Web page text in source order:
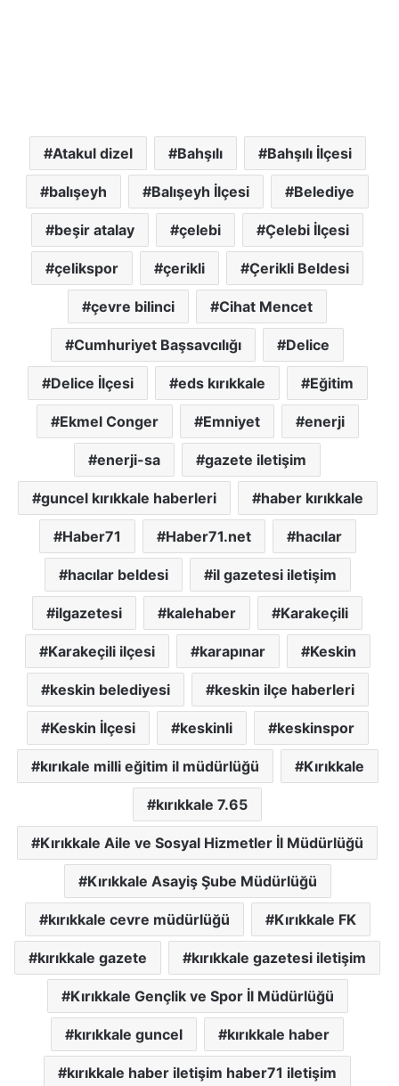
Atakul dizel Bahşılı Bahşılı İlçesi
balışeyh Balışeyh İlçesi Belediye
beşir atalay çelebi Çelebi İlçesi
çelikspor çerikli Çerikli Beldesi
çevre bilinci Cihat Mencet
Cumhuriyet Başsavcılığı Delice
Delice İlçesi eds kırıkkale Eğitim
Ekmel Conger Emniyet enerji
enerji-sa gazete iletişim
guncel kırıkkale haberleri haber kırıkkale
Haber71 Haber71.net hacılar
hacılar beldesi il gazetesi iletişim
ilgazetesi kalehaber Karakeçili
Karakeçili ilçesi karapınar Keskin
keskin belediyesi keskin ilçe haberleri
Keskin İlçesi keskinli keskinspor
kırıkale milli eğitim il müdürlüğü Kırıkkale
kırıkkale 7.65
Kırıkkale Aile ve Sosyal Hizmetler İl Müdürlüğü
Kırıkkale Asayiş Şube Müdürlüğü
kırıkkale cevre müdürlüğü Kırıkkale FK
kırıkkale gazete kırıkkale gazetesi iletişim
Kırıkkale Gençlik ve Spor İl Müdürlüğü
kırıkkale guncel kırıkkale haber
kırıkkale haber iletişim haber71 iletişim